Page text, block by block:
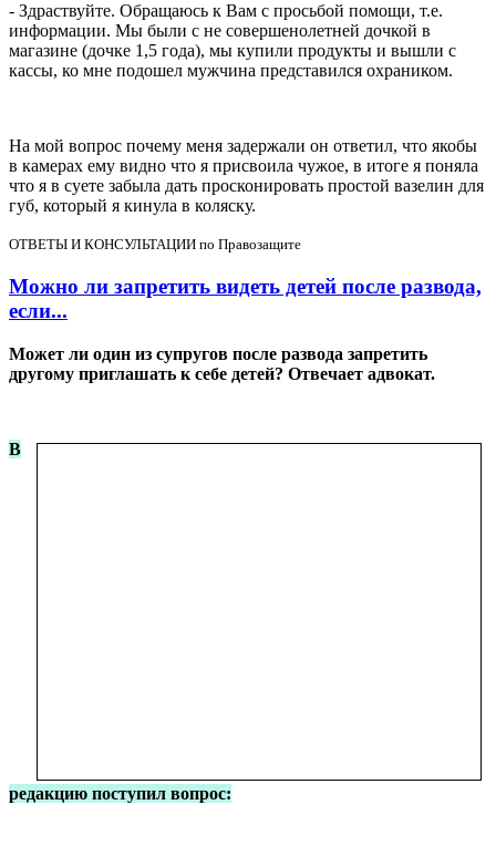
- Здраствуйте. Обращаюсь к Вам с просьбой помощи, т.е.
информации. Мы были с не совершенолетней дочкой в
магазине (дочке 1,5 года), мы купили продукты и вышли с
кассы, ко мне подошел мужчина представился охраником.
На мой вопрос почему меня задержали он ответил, что якобы
в камерах ему видно что я присвоила чужое, в итоге я поняла
что я в суете забыла дать просконировать простой вазелин для
губ, который я кинула в коляску.
ОТВЕТЫ И КОНСУЛЬТАЦИИ по Правозащите
Можно ли запретить видеть детей после развода,
если...
Может ли один из супругов после развода запретить
другому приглашать к себе детей? Отвечает адвокат.
В
редакцию поступил вопрос: